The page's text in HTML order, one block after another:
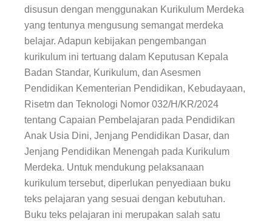
disusun dengan menggunakan Kurikulum Merdeka
yang tentunya mengusung semangat merdeka
belajar. Adapun kebijakan pengembangan
kurikulum ini tertuang dalam Keputusan Kepala
Badan Standar, Kurikulum, dan Asesmen
Pendidikan Kementerian Pendidikan, Kebudayaan,
Risetm dan Teknologi Nomor 032/H/KR/2024
tentang Capaian Pembelajaran pada Pendidikan
Anak Usia Dini, Jenjang Pendidikan Dasar, dan
Jenjang Pendidikan Menengah pada Kurikulum
Merdeka. Untuk mendukung pelaksanaan
kurikulum tersebut, diperlukan penyediaan buku
teks pelajaran yang sesuai dengan kebutuhan.
Buku teks pelajaran ini merupakan salah satu